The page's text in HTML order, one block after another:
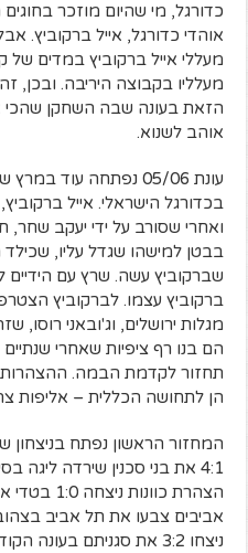
כדורגל, מי שהיום מוזכר
אוהדי כדורגל, אייל ברקוביץ.
מעללי אייל ברקוביץ במדים
מעלליו בקבוצה היריבה. ובכן,
הזאת בעונה שבה השחקן שהכי
אוהב לשנוא.
עונת 05/06 נפתחה
בכדורגל הישראלי. אייל
ואחרי שסורב על ידי יעקב
בבטן למישהו שגדל עליו,
שברקוביץ עשה. שרץ עם הידיים
ברקוביץ עצמו. לברקוביץ
מגלות ירושלים, וג'ובאני רוסו,
הם בנו רף ציפיות שאחרי
תחזור לקדמת הבמה.
הן לתחושה הכללית – אליפות
המחזור הראשון נפתח בניצחון
4:1 את בני סכנין שירדה
הצהרת
ניצחו 3:2 את סגניתם